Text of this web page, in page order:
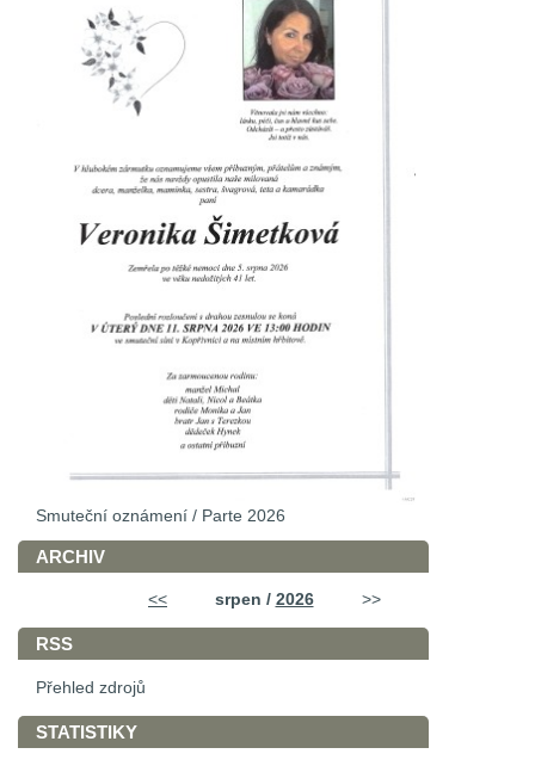
Smuteční oznámení / Parte 2026
ARCHIV
<< srpen / 2026 >>
RSS
Přehled zdrojů
STATISTIKY